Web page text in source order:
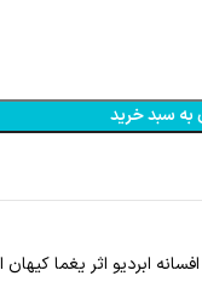
به سبد خرید
ابردیو اثر یغما کیهان